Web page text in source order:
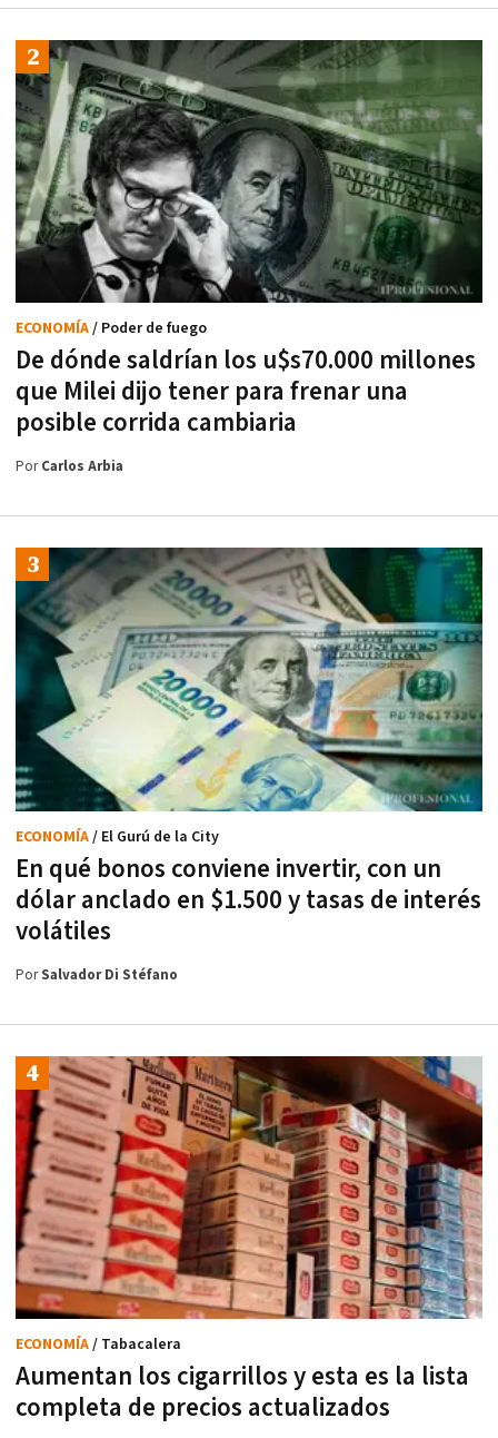
De dónde saldrían los u$s70.000 millones
que Milei dijo tener para frenar una
posible corrida cambiaria
ECONOMÍA/ Poder de fuego
PorCarlos Arbia
En qué bonos conviene invertir, con un
dólar anclado en $1.500 y tasas de interés
volátiles
ECONOMÍA/ El Gurú de la City
PorSalvador Di Stéfano
Aumentan los cigarrillos y esta es la lista
completa de precios actualizados
ECONOMÍA/ Tabacalera